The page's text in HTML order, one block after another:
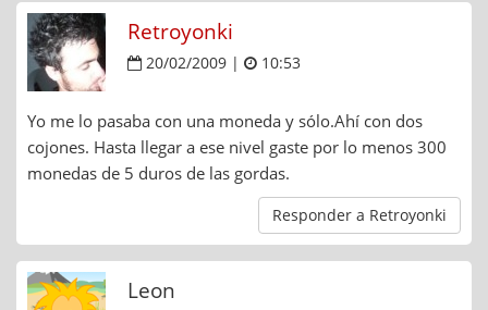
Retroyonki
20/02/2009 | 10:53
Yo me lo pasaba con una moneda y sólo.Ahí con dos
cojones. Hasta llegar a ese nivel gaste por lo menos 300
monedas de 5 duros de las gordas.
Responder a Retroyonki
Leon